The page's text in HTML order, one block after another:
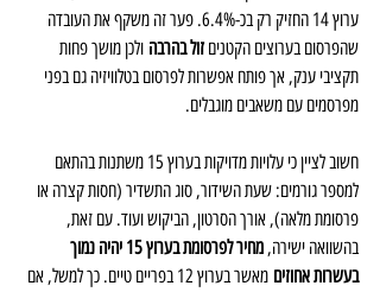
ערוץ 14 החזיק רק בכ-6.4%. פער זה משקף את העובדה
שהפרסום בערוצים הקטנים זול בהרבה ולכן מושך פחות
תקציבי ענק, אך פותח אפשרות לפרסום בטלוויזיה גם בפני
מפרסמים עם משאבים מוגבלים.
חשוב לציין כי עלויות מדויקות בערוץ 15 משתנות בהתאם
למספר גורמים: שעת השידור, סוג התשדיר (חסות קצרה או
פרסומת מלאה), אורך הסרטון, הביקוש ועוד. עם זאת,
בהשוואה ישירה,
מחיר לפרסומת בערוץ 15 יהיה נמוך
בעשרות אחוזים
מאשר בערוץ 12 בפריים טיים. כך למשל, אם